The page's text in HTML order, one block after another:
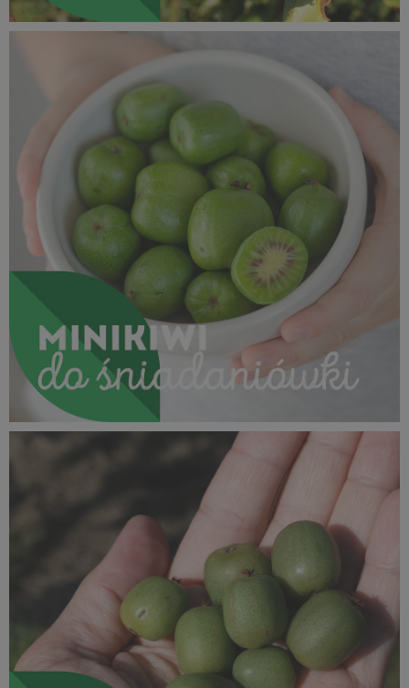
SUPEROWOCE Minikiwi (30).jpg
SUPEROWOCE Minikiwi (29).jpg